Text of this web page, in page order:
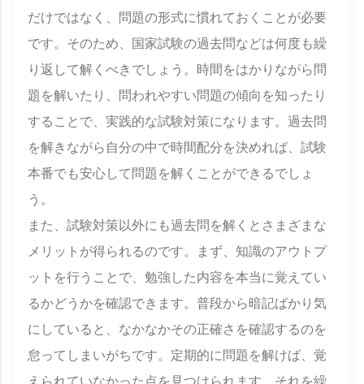
だけではなく、問題の形式に慣れておくことが必要
です。そのため、国家試験の過去問などは何度も繰
り返して解くべきでしょう。時間をはかりながら問
題を解いたり、問われやすい問題の傾向を知ったり
することで、実践的な試験対策になります。過去問
を解きながら自分の中で時間配分を決めれば、試験
本番でも安心して問題を解くことができるでしょ
う。
また、試験対策以外にも過去問を解くとさまざまな
メリットが得られるのです。まず、知識のアウトプ
ットを行うことで、勉強した内容を本当に覚えてい
るかどうかを確認できます。普段から暗記ばかり気
にしていると、なかなかその正確さを確認するのを
怠ってしまいがちです。定期的に問題を解けば、覚
えられていなかった点を見つけられます。それを繰